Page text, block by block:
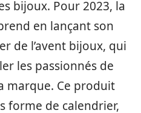
bijoux. Pour 2023, la
en lançant son
de l’avent bijoux, qui
les passionnés de
marque. Ce produit
forme de calendrier,